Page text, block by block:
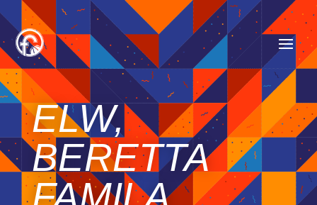
ELW,
BERETTA